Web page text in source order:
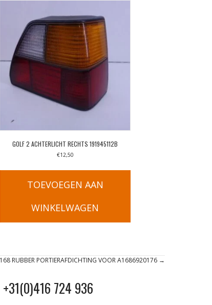
GOLF 2 ACHTERLICHT RECHTS 191945112B
€12,50
TOEVOEGEN AAN
WINKELWAGEN
RUBBER PORTIERAFDICHTING VOOR A1686920176 →
+31(0)416 724 936